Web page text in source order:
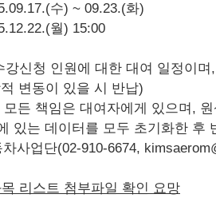
수) ~ 09.23.(화)
월) 15:00
강신청 인원에 대한 대여 일정이
변동이 있을 시 반납)
든 책임은 대여자에게 있으며,
있는 데이터를 모두 초기화한 후
사업단(02-910-6674,
리스트 첨부파일 확인 요망